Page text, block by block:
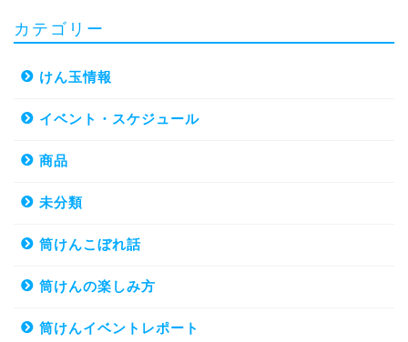
カテゴリー
けん玉情報
イベント・スケジュール
商品
未分類
筒けんこぼれ話
筒けんの楽しみ方
筒けんイベントレポート